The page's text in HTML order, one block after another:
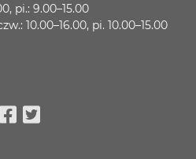
pi.: 9.00–15.00
10.00–16.00, pi. 10.00–15.00